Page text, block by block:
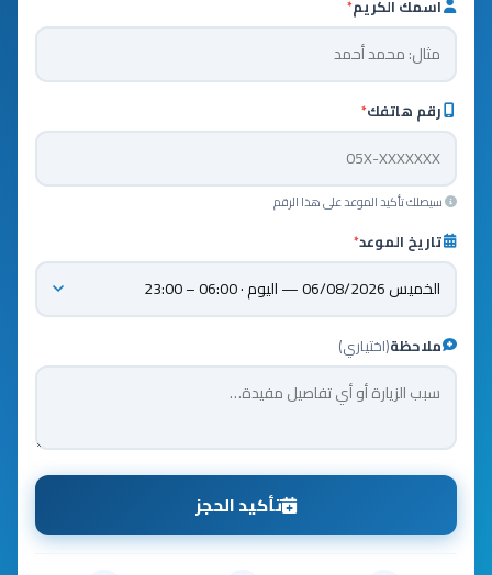
اسمك الكريم*
رقم هاتفك*
سيصلك تأكيد الموعد على هذا الرقم
تاريخ الموعد*
ملاحظة(اختياري)
تأكيد الحجز